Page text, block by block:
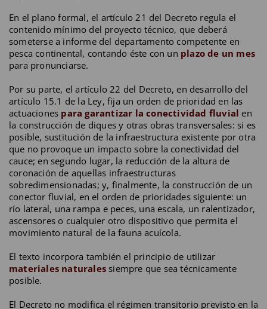
En el plano formal, el artículo 21 del Decreto regula el
contenido mínimo del proyecto técnico, que deberá
someterse a informe del departamento competente en
pesca continental, contando éste con un plazo de un mes
para pronunciarse.
Por su parte, el artículo 22 del Decreto, en desarrollo del
artículo 15.1 de la Ley, fija un orden de prioridad en las
actuaciones para garantizar la conectividad fluvial en
la construcción de diques y otras obras transversales: si es
posible, sustitución de la infraestructura existente por otra
que no provoque un impacto sobre la conectividad del
cauce; en segundo lugar, la reducción de la altura de
coronación de aquellas infraestructuras
sobredimensionadas; y, finalmente, la construcción de un
conector fluvial, en el orden de prioridades siguiente: un
río lateral, una rampa e peces, una escala, un ralentizador,
ascensores o cualquier otro dispositivo que permita el
movimiento natural de la fauna acuícola.
El texto incorpora también el principio de utilizar
materiales naturales siempre que sea técnicamente
posible.
El Decreto no modifica el régimen transitorio previsto en la